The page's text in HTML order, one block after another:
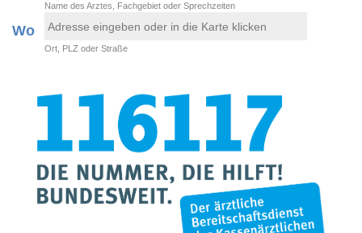
Name des Arztes, Fachgebiet oder Sprechzeiten
Wo
Ort, PLZ oder Straße